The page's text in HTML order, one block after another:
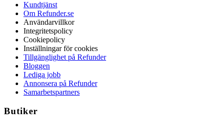
Kundtjänst
Om Refunder.se
Användarvillkor
Integritetspolicy
Cookiepolicy
Inställningar för cookies
Tillgänglighet på Refunder
Bloggen
Lediga jobb
Annonsera på Refunder
Samarbetspartners
Butiker